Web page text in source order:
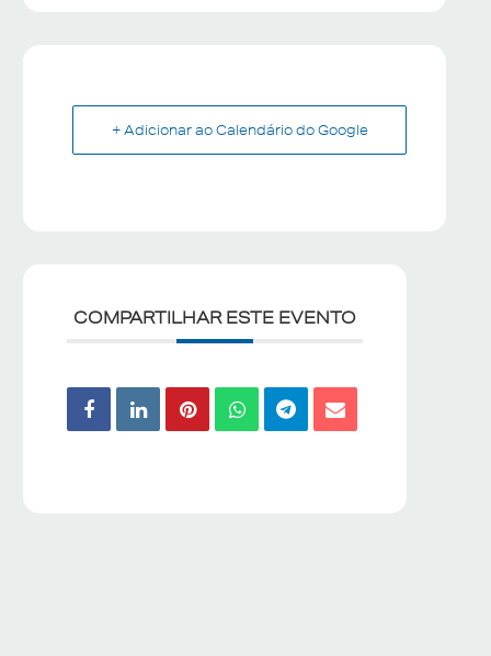
+ Adicionar ao Calendário do Google
COMPARTILHAR ESTE EVENTO